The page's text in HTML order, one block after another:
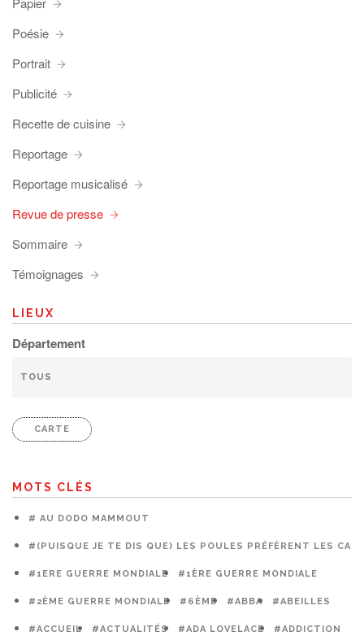
Poésie
Portrait
Publicité
Recette de cuisine
Reportage
Reportage musicalisé
Revue de presse
Sommaire
Témoignages
LIEUX
Département
CARTE
MOTS CLÉS
# AU DODO MAMMOUT
#(PUISQUE JE TE DIS QUE) LES POULES PRÉFÈRENT LES
#1ERE GUERRE MONDIALE #1ÈRE GUERRE MONDIALE
#2ÈME GUERRE MONDIALE #6ÈME #ABBA #ABEILLES
#ACCUEIL #ACTUALITÉS #ADA LOVELACE #ADDICTION